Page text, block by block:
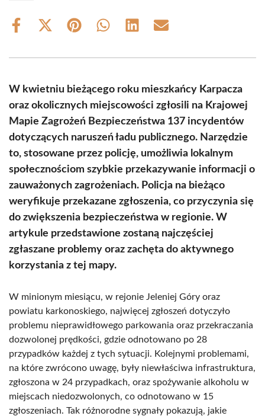
Share
Share
(Twitter)
Share Share Share Share
W kwietniu bieżącego roku mieszkańcy Karpacza
oraz okolicznych miejscowości zgłosili na Krajowej
Mapie Zagrożeń Bezpieczeństwa 137 incydentów
dotyczących naruszeń ładu publicznego. Narzędzie
to, stosowane przez policję, umożliwia lokalnym
społecznościom szybkie przekazywanie informacji o
zauważonych zagrożeniach. Policja na bieżąco
weryfikuje przekazane zgłoszenia, co przyczynia się
do zwiększenia bezpieczeństwa w regionie. W
artykule przedstawione zostaną najczęściej
zgłaszane problemy oraz zachęta do aktywnego
korzystania z tej mapy.
W minionym miesiącu, w rejonie Jeleniej Góry oraz
powiatu karkonoskiego, najwięcej zgłoszeń dotyczyło
problemu nieprawidłowego parkowania oraz przekraczania
dozwolonej prędkości, gdzie odnotowano po 28
przypadków każdej z tych sytuacji. Kolejnymi problemami,
na które zwrócono uwagę, były niewłaściwa infrastruktura,
zgłoszona w 24 przypadkach, oraz spożywanie alkoholu w
miejscach niedozwolonych, co odnotowano w 15
zgłoszeniach. Tak różnorodne sygnały pokazują, jakie